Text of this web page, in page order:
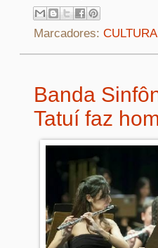
Marcadores: CULTURA
Banda
Tatuí faz